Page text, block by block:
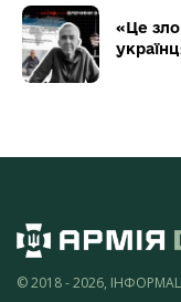
«Це
© 2018 - 2026,